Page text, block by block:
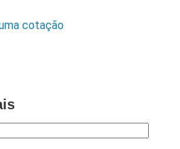
cotação